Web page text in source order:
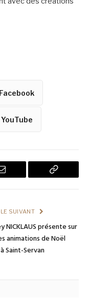
Email
Copy
SUIVANT
NICKLAUS présente sur
animations de Noël
Saint-Servan